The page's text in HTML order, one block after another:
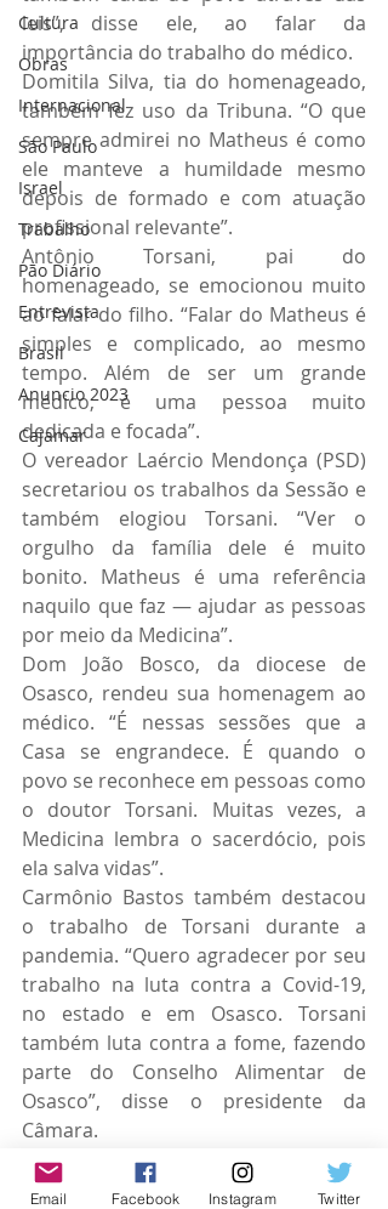
Cultura
Obras
Internacional
São Paulo
Israel
Trabalho
Pão Diário
Entrevista
Brasil
Anuncio 2023
Cajamar
leis”, disse ele, ao falar da
importância do trabalho do médico.
Domitila Silva, tia do homenageado,
também fez uso da Tribuna. “O que
sempre admirei no Matheus é como
ele manteve a humildade mesmo
depois de formado e com atuação
profissional relevante”.
Antônio Torsani, pai do
homenageado, se emocionou muito
ao falar do filho. “Falar do Matheus é
simples e complicado, ao mesmo
tempo. Além de ser um grande
médico, é uma pessoa muito
dedicada e focada”.
O vereador Laércio Mendonça (PSD)
secretariou os trabalhos da Sessão e
também elogiou Torsani. “Ver o
orgulho da família dele é muito
bonito. Matheus é uma referência
naquilo que faz — ajudar as pessoas
por meio da Medicina”.
Dom João Bosco, da diocese de
Osasco, rendeu sua homenagem ao
médico. “É nessas sessões que a
Casa se engrandece. É quando o
povo se reconhece em pessoas como
o doutor Torsani. Muitas vezes, a
Medicina lembra o sacerdócio, pois
ela salva vidas”.
Carmônio Bastos também destacou
o trabalho de Torsani durante a
pandemia. “Quero agradecer por seu
trabalho na luta contra a Covid-19,
no estado e em Osasco. Torsani
também luta contra a fome, fazendo
parte do Conselho Alimentar de
Osasco”, disse o presidente da
Câmara.
Por fim, o homenageado fez uso da
Tribuna. “Estou muito grato pela
Email Facebook Instagram Twitter